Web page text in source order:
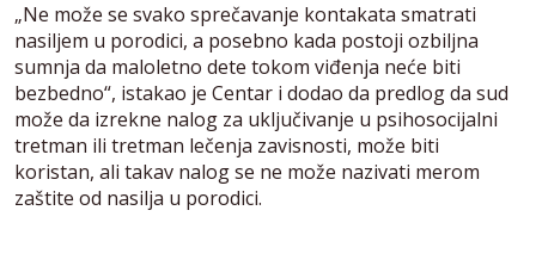
„Ne može se svako sprečavanje kontakata smatrati
nasiljem u porodici, a posebno kada postoji ozbiljna
sumnja da maloletno dete tokom viđenja neće biti
bezbedno“, istakao je Centar i dodao da predlog da sud
može da izrekne nalog za uključivanje u psihosocijalni
tretman ili tretman lečenja zavisnosti, može biti
koristan, ali takav nalog se ne može nazivati merom
zaštite od nasilja u porodici.